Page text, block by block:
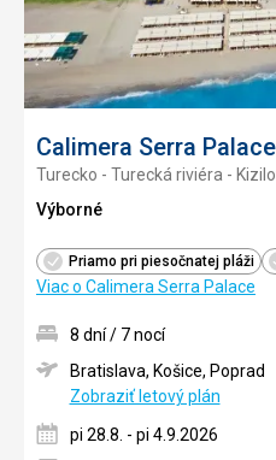
Calimera Serra Palace
Turecko - Turecká riviéra -
Výborné
Priamo pri piesočnatej pláži
Viac o Calimera Serra Palace
8 dní / 7 nocí
Bratislava, Košice, Poprad
Zobraziť letový plán
pi 28.8. - pi 4.9.2026